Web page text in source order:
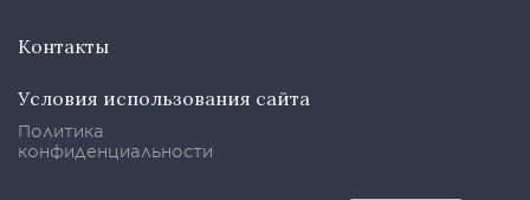
Контакты
Условия использования сайта
Политика
конфиденциальности